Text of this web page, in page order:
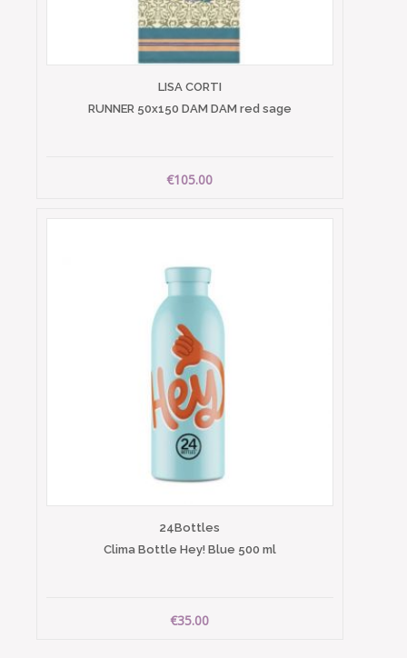
LISA CORTI
RUNNER 50x150 DAM DAM red sage
€105.00
24Bottles
Clima Bottle Hey! Blue 500 ml
€35.00